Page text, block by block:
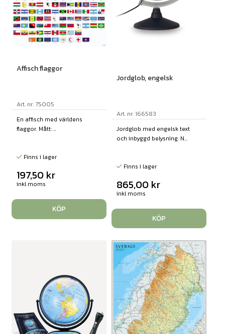
Affisch flaggor
Art. nr: 75005
En affisch med världens
flaggor. Mått: ...
Finns i lager
197,50 kr
inkl moms
KÖP
Jordglob, engelsk
Art. nr: 166583
Jordglob med engelsk text
och inbyggd belysning. N...
Finns i lager
865,00 kr
inkl moms
KÖP